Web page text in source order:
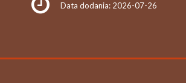
Data dodania: 2026-07-26